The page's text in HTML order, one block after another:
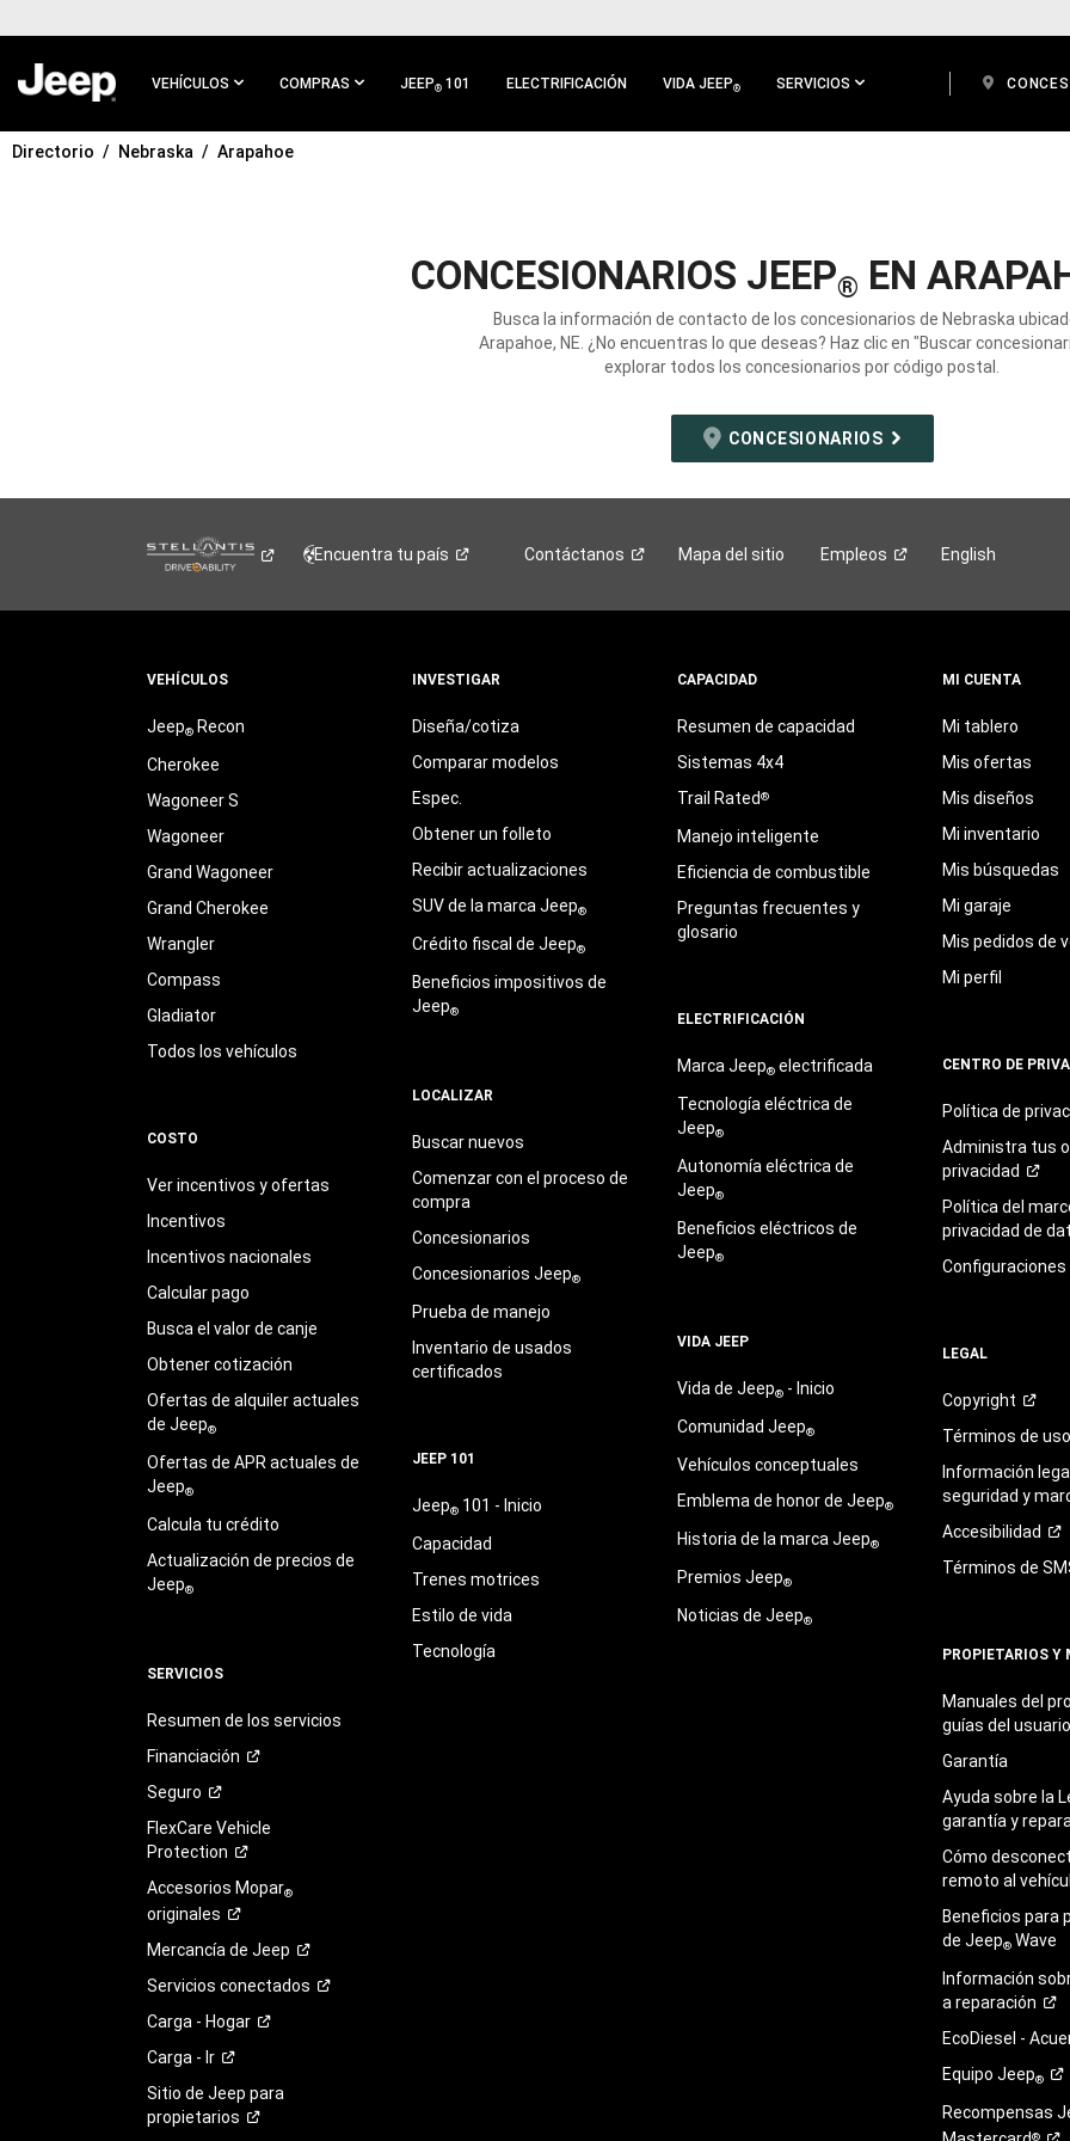
CONTENIDO
VEHÍCULOS COMPRAS JEEP® 101 ELECTRIFICACIÓN VIDA JEEP® SERVICIOS
IR A
Directorio Nebraska Arapahoe
CONCESIONARIOS JEEP® EN
Busca la información de contacto de los concesionarios de Nebraska
Arapahoe, NE. ¿No encuentras lo que deseas? Haz clic en "Buscar
explorar todos los concesionarios por código postal.
CONCESIONARIOS
Encuentra tu país Contáctanos Mapa del sitio Empleos English
VEHÍCULOS
Jeep®Recon
Cherokee
Wagoneer S
Wagoneer
Grand Wagoneer
Grand Cherokee
Wrangler
Compass
Gladiator
Todos los vehículos
COSTO
Ver incentivos y ofertas
Incentivos
Incentivos nacionales
Calcular pago
Busca el valor de canje
Obtener cotización
Ofertas de alquiler actuales
de Jeep®
Ofertas de APR actuales de
Jeep®
Calcula tu crédito
Actualización de precios de
Jeep®
SERVICIOS
Resumen de los servicios
Financiación
Seguro
FlexCare Vehicle
Protection
Accesorios Mopar®
originales
Mercancía de Jeep
Servicios conectados
Carga - Hogar
Carga - Ir
Sitio de Jeep para
propietarios
INVESTIGAR
Diseña/cotiza
Comparar modelos
Espec.
Obtener un folleto
Recibir actualizaciones
SUV de la marca Jeep®
Crédito fiscal de Jeep®
Beneficios impositivos de
Jeep®
LOCALIZAR
Buscar nuevos
Comenzar con el proceso de
compra
Concesionarios
Concesionarios Jeep®
Prueba de manejo
Inventario de usados
certificados
JEEP 101
Jeep®101 - Inicio
Capacidad
Trenes motrices
Estilo de vida
Tecnología
CAPACIDAD
Resumen de capacidad
Sistemas 4x4
Trail Rated®
Manejo inteligente
Eficiencia de combustible
Preguntas frecuentes y
glosario
ELECTRIFICACIÓN
Marca Jeep®electrificada
Tecnología eléctrica de
Jeep®
Autonomía eléctrica de
Jeep®
Beneficios eléctricos de
Jeep®
VIDA JEEP
Vida de Jeep®- Inicio
Comunidad Jeep®
Vehículos conceptuales
Emblema de honor de Jeep®
Historia de la marca Jeep®
Premios Jeep®
Noticias de Jeep®
MI CUENTA
Mi tablero
Mis ofertas
Mis diseños
Mi inventario
Mis búsquedas
Mi garaje
Mis pedidos de
Mi perfil
CENTRO DE
Política de
Administra tus
privacidad
Política del
privacidad de
Configuraciones
LEGAL
Copyright
Términos deuso
Información
seguridad y
Accesibilidad
Términos de
PROPIETARIOS Y
Manuales del
guías delusuario
Garantía
Ayuda sobre la
garantía y
Cómo
remoto al
Beneficios para
de Jeep® Wave
Información
areparación
EcoDiesel -
Equipo Jeep®
Recompensas
®